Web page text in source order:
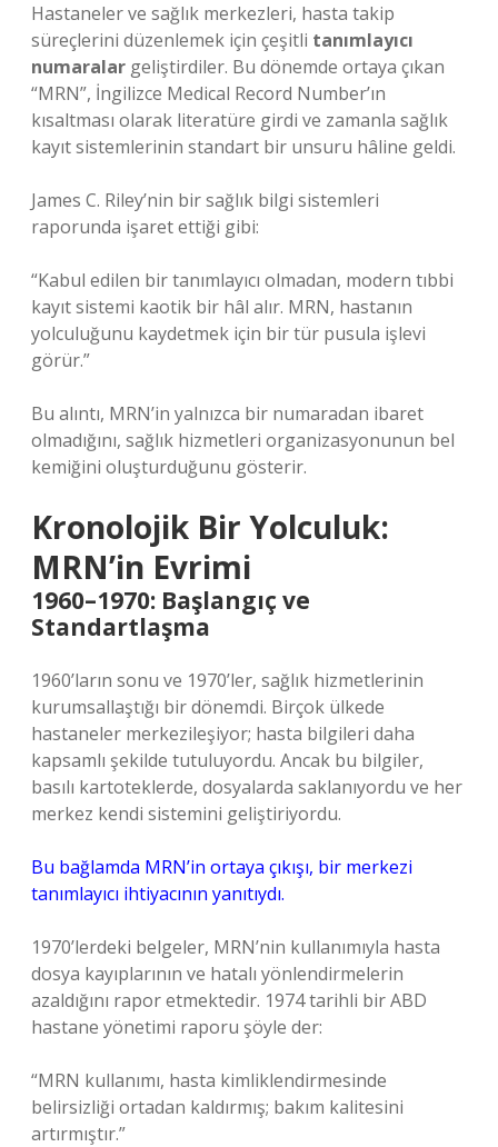
Hastaneler ve sağlık merkezleri, hasta takip
süreçlerini düzenlemek için çeşitli tanımlayıcı
numaralar geliştirdiler. Bu dönemde ortaya çıkan
“MRN”, İngilizce Medical Record Number’ın
kısaltması olarak literatüre girdi ve zamanla sağlık
kayıt sistemlerinin standart bir unsuru hâline geldi.
James C. Riley’nin bir sağlık bilgi sistemleri
raporunda işaret ettiği gibi:
“Kabul edilen bir tanımlayıcı olmadan, modern tıbbi
kayıt sistemi kaotik bir hâl alır. MRN, hastanın
yolculuğunu kaydetmek için bir tür pusula işlevi
görür.”
Bu alıntı, MRN’in yalnızca bir numaradan ibaret
olmadığını, sağlık hizmetleri organizasyonunun bel
kemiğini oluşturduğunu gösterir.
Kronolojik Bir Yolculuk:
MRN’in Evrimi
1960–1970: Başlangıç ve
Standartlaşma
1960’ların sonu ve 1970’ler, sağlık hizmetlerinin
kurumsallaştığı bir dönemdi. Birçok ülkede
hastaneler merkezileşiyor; hasta bilgileri daha
kapsamlı şekilde tutuluyordu. Ancak bu bilgiler,
basılı kartoteklerde, dosyalarda saklanıyordu ve her
merkez kendi sistemini geliştiriyordu.
Bu bağlamda MRN’in ortaya çıkışı, bir merkezi
tanımlayıcı ihtiyacının yanıtıydı.
1970’lerdeki belgeler, MRN’nin kullanımıyla hasta
dosya kayıplarının ve hatalı yönlendirmelerin
azaldığını rapor etmektedir. 1974 tarihli bir ABD
hastane yönetimi raporu şöyle der:
“MRN kullanımı, hasta kimliklendirmesinde
belirsizliği ortadan kaldırmış; bakım kalitesini
artırmıştır.”